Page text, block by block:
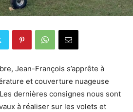
Jean-François s’apprête à
et couverture nuageuse
dernières consignes nous sont
à réaliser sur les volets et